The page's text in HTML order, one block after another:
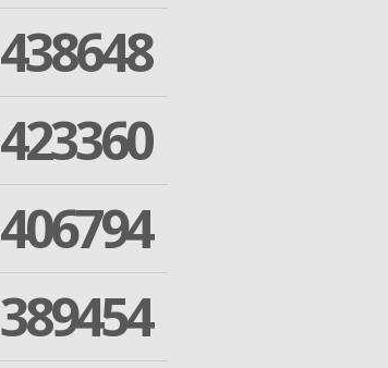
438648
423360
406794
389454